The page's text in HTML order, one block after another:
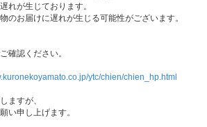
れが生じております。
のお届けに遅れが生じる可能性がございます。
確認ください。
ytc/chien/chien_hp.html
ますが、
い申し上げます。